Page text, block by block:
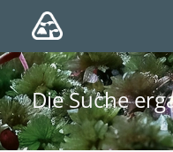
Die Suche